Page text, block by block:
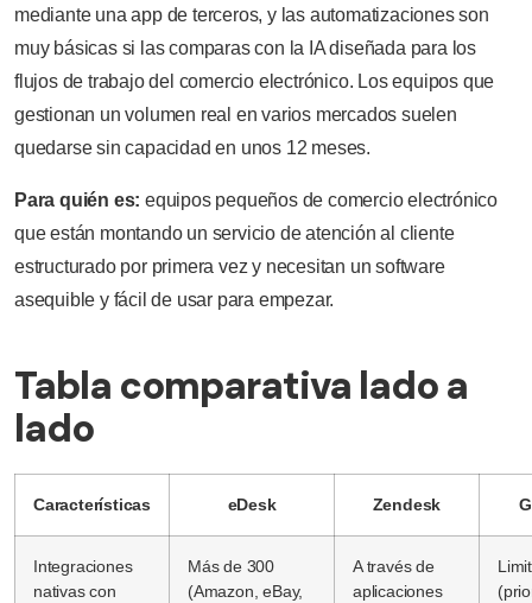
mediante una app de terceros, y las automatizaciones son
muy básicas si las comparas con la IA diseñada para los
flujos de trabajo del comercio electrónico. Los equipos que
gestionan un volumen real en varios mercados suelen
quedarse sin capacidad en unos 12 meses.
Para quién es: equipos pequeños de comercio electrónico
que están montando un servicio de atención al cliente
estructurado por primera vez y necesitan un software
asequible y fácil de usar para empezar.
Tabla comparativa lado a
lado
Características eDesk Zendesk
Integraciones
nativas con
Más de 300
(Amazon, eBay,
A través de
aplicaciones